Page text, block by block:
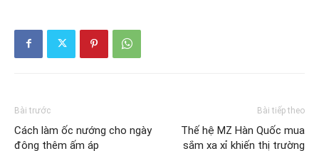
Bài trước
Cách làm ốc nướng cho ngày
đông thêm ấm áp
Bài tiếp theo
Thế hệ MZ Hàn Quốc mua
sắm xa xỉ khiến thị trường